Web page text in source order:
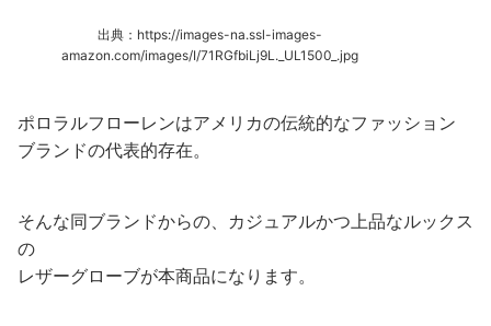
出典：https://images-na.ssl-images-
amazon.com/images/I/71RGfbiLj9L._UL1500_.jpg
ポロラルフローレンはアメリカの伝統的なファッション
ブランドの代表的存在。
そんな同ブランドからの、カジュアルかつ上品なルックス
の
レザーグローブが本商品になります。